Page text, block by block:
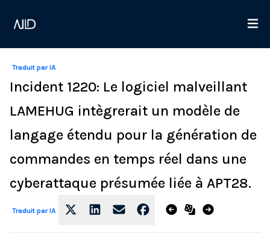
Traduit par IA
Incident 1220: Le logiciel malveillant
LAMEHUG intègrerait un modèle de
langage étendu pour la génération de
commandes en temps réel dans une
cyberattaque présumée liée à APT28.
Traduit par IA